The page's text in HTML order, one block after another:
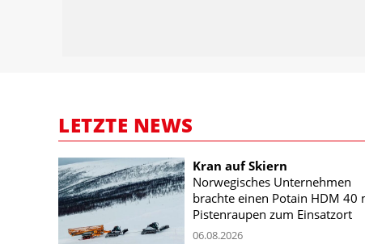
LETZTE NEWS
Kran auf Skiern
Norwegisches Unternehmen
brachte einen Potain HDM 40
Pistenraupen zum Einsatzort
06.08.2026